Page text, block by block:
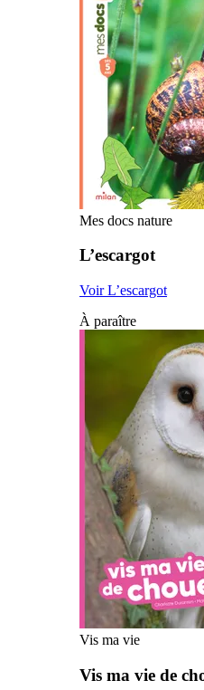
Mes docs nature
L’escargot
Voir L’escargot
À paraître
Vis ma vie
Vis ma vie de